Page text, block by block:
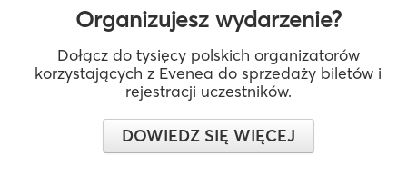
Organizujesz wydarzenie?
Dołącz do tysięcy polskich organizatorów
korzystających z Evenea do sprzedaży biletów i
rejestracji uczestników.
DOWIEDZ SIĘ WIĘCEJ